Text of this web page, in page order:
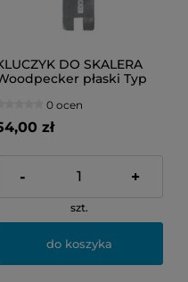
DO SKALERA
płaski Typ
0 ocen
zł
- +
szt.
do koszyka